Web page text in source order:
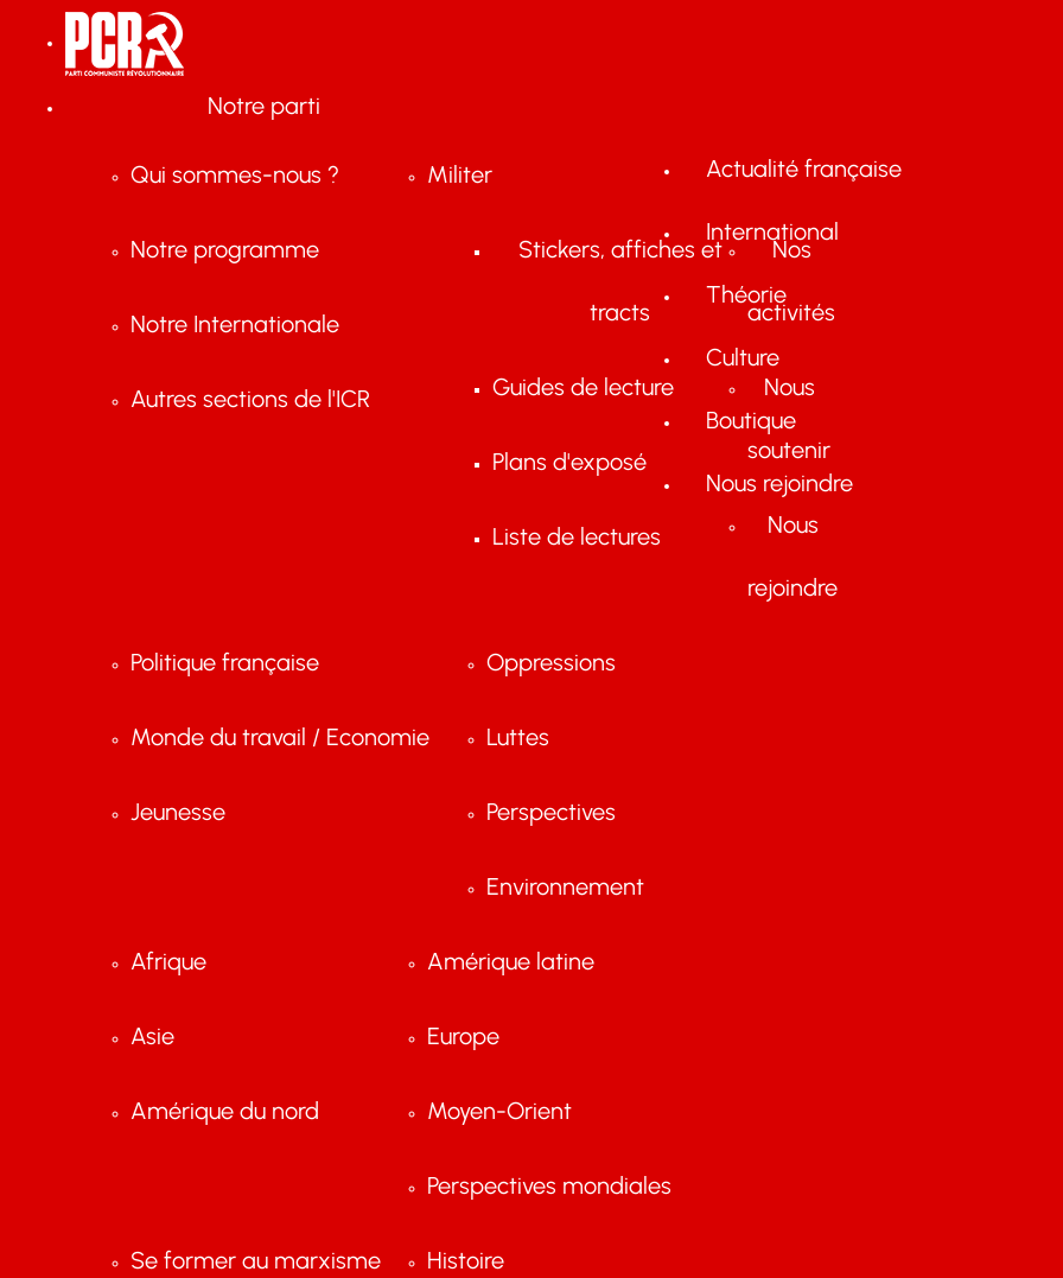
Notre parti
Qui sommes-nous ?
Notre programme
Notre Internationale
Autres sections de l'ICR
Militer
Stickers, affiches et
tracts
Guides de lecture
Plans d'exposé
Liste de lectures
Nos
activités
Nous
soutenir
Nous
rejoindre
Actualité française
Politique française
Monde du travail / Economie
Jeunesse
Oppressions
Luttes
Perspectives
Environnement
International
Afrique
Asie
Amérique du nord
Amérique latine
Europe
Moyen-Orient
Perspectives mondiales
Théorie
Se former au marxisme Histoire
Culture
Boutique
Nous rejoindre